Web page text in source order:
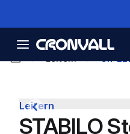
Leitern
STABILO